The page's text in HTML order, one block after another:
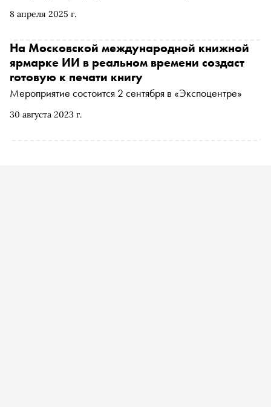
8 апреля 2025 г.
30 августа 2023 г.
На Московской международной книжной
ярмарке ИИ в реальном времени создаст
готовую к печати книгу
Мероприятие состоится 2 сентября в «Экспоцентре»